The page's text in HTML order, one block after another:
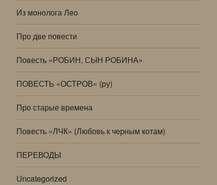
Из монолога Лео
Про две повести
Повесть «РОБИН, СЫН РОБИНА»
ПОВЕСТЬ «ОСТРОВ» (ру)
Про старые времена
Повесть «ЛЧК» (Любовь к черным котам)
ПЕРЕВОДЫ
Uncategorized